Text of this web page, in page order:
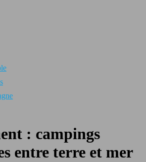
: campings
entre terre et mer